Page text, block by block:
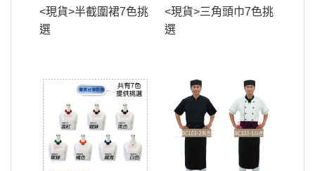
<現貨>半截圍裙7色挑
選
<現貨>三角頭巾7色挑
選